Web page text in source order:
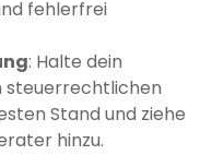
fehlerfrei
: Halte dein
steuerrechtlichen
Stand und ziehe
hinzu.